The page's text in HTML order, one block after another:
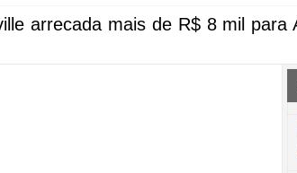
arrecada mais de R$ 8 mil para